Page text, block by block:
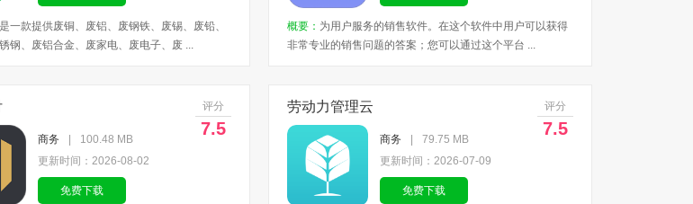
一款提供废铜、废铝、废钢铁、废锡、废铅、
钢、废铝合金、废家电、废电子、废 ...
概要： 为用户服务的销售软件。在这个软件中用户可以获得
非常专业的销售问题的答案；您可以通过这个平台 ...
评分
7.5
商务
100.48 MB
更新时间：2026-08-02
免费下载
劳动力管理云 评分
7.5
商务
79.75 MB
更新时间：2026-07-09
免费下载